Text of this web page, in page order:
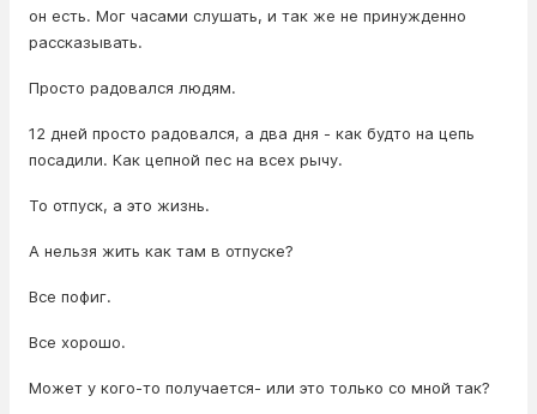
он есть. Мог часами слушать, и так же не принужденно
рассказывать.
Просто радовался людям.
12 дней просто радовался, а два дня - как будто на цепь
посадили. Как цепной пес на всех рычу.
То отпуск, а это жизнь.
А нельзя жить как там в отпуске?
Все пофиг.
Все хорошо.
Может у кого-то получается- или это только со мной так?